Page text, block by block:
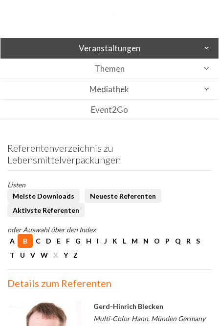
Veranstaltungen
Themen
Mediathek
Event2Go
Referentenverzeichnis zu
Lebensmittelverpackungen
Listen
Meiste Downloads
Neueste Referenten
Aktivste Referenten
oder Auswahl über den Index
A
B C D E F G H I J K L M N O P Q R
S
T
U V W X Y Z
Details zum Referenten
Gerd-Hinrich Blecken
Multi-Color Hann. Münden Germany